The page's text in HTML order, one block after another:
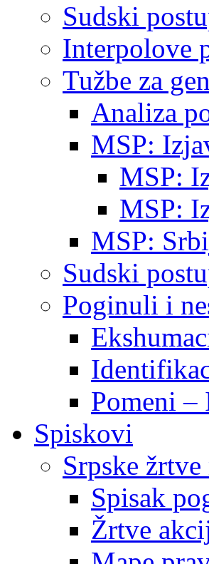
Sudski
Interpolove
Tužbe za
Analiza
MSP:
MSP:
MSP:
MSP:
Sudski
Poginuli i
Pomeni –
Spiskovi
Srpske
Spisak
Žrtve